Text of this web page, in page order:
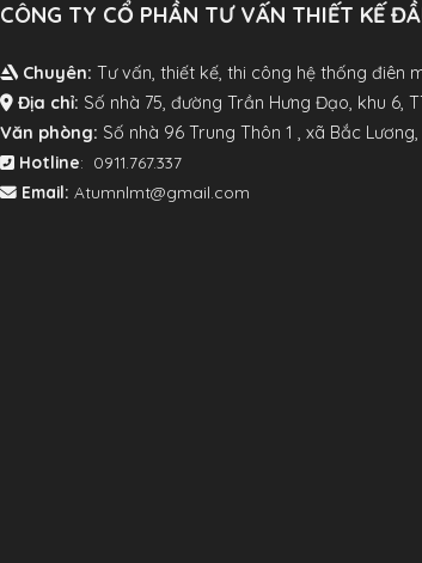
CÔNG TY CỔ PHẦN TƯ VẤN THIẾT KẾ
Chuyên: Tư vấn, thiết kế, thi công hệ thống điên
Địa chỉ: Số nhà 75, đường Trần Hưng Đạo, khu 6,
Văn phòng: Số nhà 96 Trung Thôn 1 , xã Bắc
Hotline: 0911.767.337
Email: Atumnlmt@gmail.com